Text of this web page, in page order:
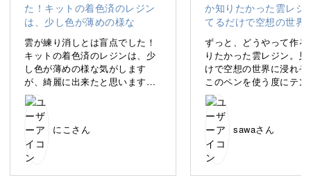
手軽に楽しめるハンドメイドとして親しまれているレジ
レジンとは、樹脂が液状になった透明の液体で、専用のラ
イトを当てると透明のまま固まります。
複雑そうに見える作品も、一つ一つ順を追っていくことで
初心者さんも楽しみながら作っていただくことができま
雲が練り消しとは盲点でした！
キットの着色済のレジンは、少
し色が薄めの様な気がします
が、綺麗に出来たと思います。
気泡はあえて残してみました。
にこさん
ずっと、どうやって作る
りたかった雲レジン。見
けで空想の世界に浸れそ
このペンを使う度にテン
が上がります。作り方も
やすくて、直ぐに出来ま
夕焼けカラーにも挑戦し
り、さっそく追加で練り
買いました(*^^*)
sawaさん